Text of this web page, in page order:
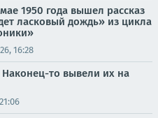
1950 года вышел рассказ
ласковый дождь» из цикла
16:28
то вывели их на